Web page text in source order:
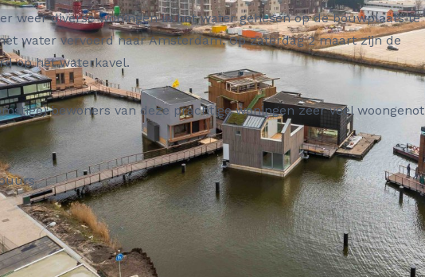
weer diverse woningen in het water gehesen op de bouwplaats te
water vervoerd naar Amsterdam. Op zaterdag 2 maart zijn de
op het waterkavel.
bewoners van deze prachtige woningen zeer veel woongenot